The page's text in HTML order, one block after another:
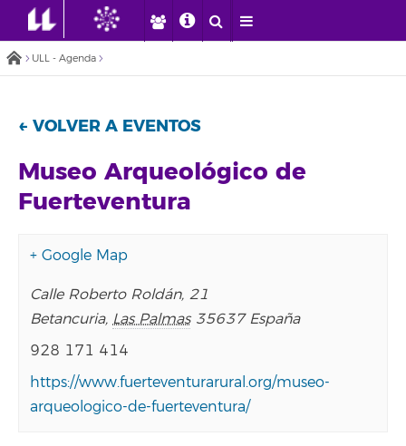
ULL - Agenda
← VOLVER A EVENTOS
Museo Arqueológico de
Fuerteventura
+ Google Map
Calle Roberto Roldán, 21
Betancuria, Las Palmas 35637 España
928 171 414
https://www.fuerteventurarural.org/museo-
arqueologico-de-fuerteventura/